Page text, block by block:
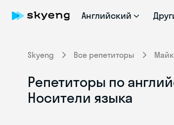
Английский
Skyeng Все репетиторы
Репетиторы по
Носители языка